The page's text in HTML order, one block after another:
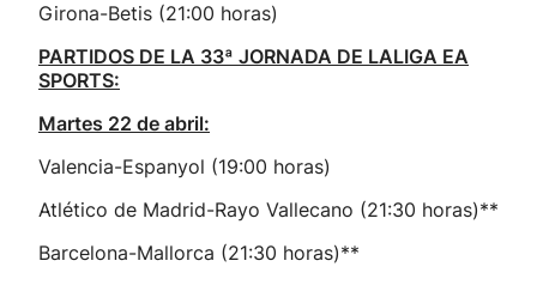
Girona-Betis (21:00 horas)
PARTIDOS DE LA 33ª JORNADA DE LALIGA EA
SPORTS:
Martes 22 de abril:
Valencia-Espanyol (19:00 horas)
Atlético de Madrid-Rayo Vallecano (21:30 horas)**
Barcelona-Mallorca (21:30 horas)**